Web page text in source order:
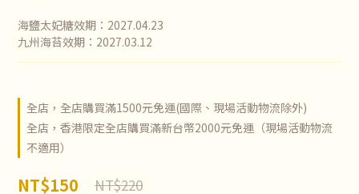
海鹽太妃糖效期：2027.04.23
九州海苔效期：2027.03.12
全店，全店購買滿1500元免運(國際、現場活動物流除外)
全店，香港限定全店購買滿新台幣2000元免運（現場活動物流
不適用）
NT$150 NT$220